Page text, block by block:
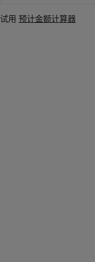
试用 预计金额计算器